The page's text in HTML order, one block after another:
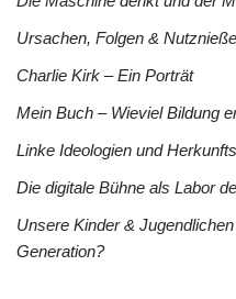
Ursachen, Folgen &
Charlie Kirk – Ein Porträt
Mein Buch – Wieviel Bildung
Linke Ideologien und
Die digitale Bühne als Labor
Unsere Kinder &
Generation?